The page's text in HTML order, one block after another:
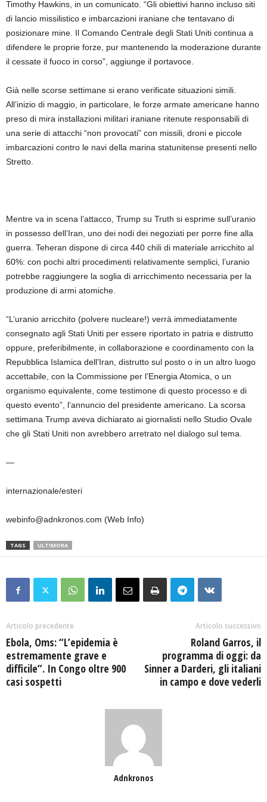
Timothy Hawkins, in un comunicato. “Gli obiettivi hanno incluso siti
di lancio missilistico e imbarcazioni iraniane che tentavano di
posizionare mine. Il Comando Centrale degli Stati Uniti continua a
difendere le proprie forze, pur mantenendo la moderazione durante
il cessate il fuoco in corso”, aggiunge il portavoce.
Già nelle scorse settimane si erano verificate situazioni simili.
All’inizio di maggio, in particolare, le forze armate americane hanno
preso di mira installazioni militari iraniane ritenute responsabili di
una serie di attacchi “non provocati” con missili, droni e piccole
imbarcazioni contro le navi della marina statunitense presenti nello
Stretto.
Mentre va in scena l’attacco, Trump su Truth si esprime sull’uranio
in possesso dell’Iran, uno dei nodi dei negoziati per porre fine alla
guerra. Teheran dispone di circa 440 chili di materiale arricchito al
60%: con pochi altri procedimenti relativamente semplici, l’uranio
potrebbe raggiungere la soglia di arricchimento necessaria per la
produzione di armi atomiche.
“L’uranio arricchito (polvere nucleare!) verrà immediatamente
consegnato agli Stati Uniti per essere riportato in patria e distrutto
oppure, preferibilmente, in collaborazione e coordinamento con la
Repubblica Islamica dell’Iran, distrutto sul posto o in un altro luogo
accettabile, con la Commissione per l’Energia Atomica, o un
organismo equivalente, come testimone di questo processo e di
questo evento”, l’annuncio del presidente americano. La scorsa
settimana Trump aveva dichiarato ai giornalisti nello Studio Ovale
che gli Stati Uniti non avrebbero arretrato nel dialogo sul tema.
—
internazionale/esteri
webinfo@adnkronos.com (Web Info)
TAGS ULTIMORA
Articolo precedente
Ebola, Oms: “L’epidemia è
estremamente grave e
difficile”. In Congo oltre 900
casi sospetti
Articolo successivo
Roland Garros, il
programma di oggi: da
Sinner a Darderi, gli italiani
in campo e dove vederli
Adnkronos